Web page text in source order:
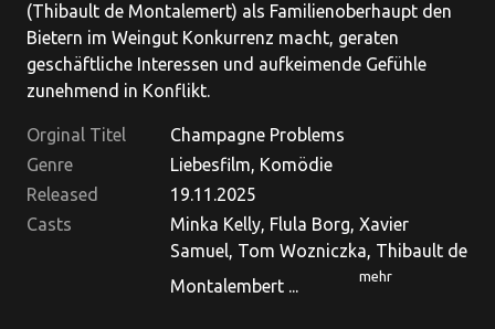
(Thibault de Montalemert) als Familienoberhaupt den
Bietern im Weingut Konkurrenz macht, geraten
geschäftliche Interessen und aufkeimende Gefühle
zunehmend in Konflikt.
Orginal Titel
Champagne Problems
Genre
Liebesfilm, Komödie
Released
19.11.2025
Casts
Minka Kelly, Flula Borg, Xavier
Samuel, Tom Wozniczka, Thibault de
Montalembert ...
mehr